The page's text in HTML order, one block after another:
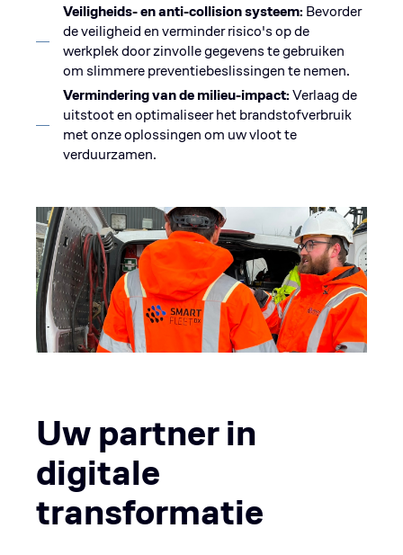
Veiligheids- en anti-collision systeem: Bevorder
de veiligheid en verminder risico's op de
werkplek door zinvolle gegevens te gebruiken
om slimmere preventiebeslissingen te nemen.
Vermindering van de milieu-impact:Verlaag de
uitstoot en optimaliseer het brandstofverbruik
met onze oplossingen om uw vloot te
verduurzamen.
Uw partner in
digitale
transformatie